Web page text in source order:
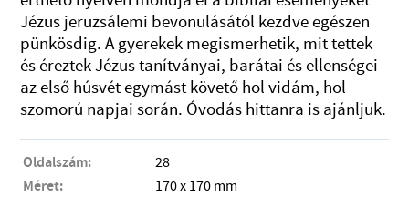
Jézus jeruzsálemi bevonulásától kezdve egészen
pünkösdig. A gyerekek megismerhetik, mit tettek
és éreztek Jézus tanítványai, barátai és ellenségei
az első húsvét egymást követő hol vidám, hol
szomorú napjai során. Óvodás hittanra is ajánljuk.
Oldalszám: 28
Méret: 170 x 170 mm